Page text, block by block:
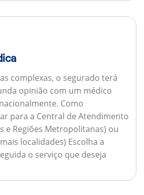
complexas, o segurado terá
opinião com um médico
Como
para a Central de Atendimento
e Regiões Metropolitanas) ou
localidades) Escolha a
o serviço que deseja